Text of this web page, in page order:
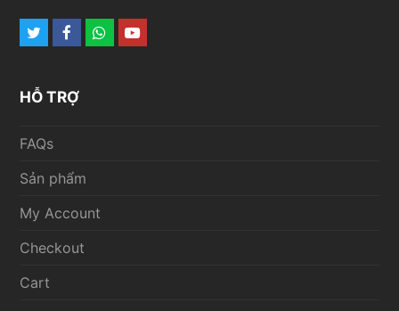
TwitterFacebook
Whatsapp
Youtube
HỖ TRỢ
FAQs
Sản phẩm
My Account
Checkout
Cart